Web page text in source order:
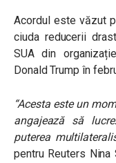
Acordul este văzut
ciuda reducerii
SUA din
Donald Trump în
“Acesta este un
angajează să
puterea
pentru Reuters Nina